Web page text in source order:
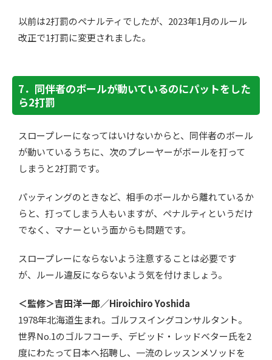
以前は2打罰のペナルティでしたが、2023年1月のルール
改正で1打罰に変更されました。
7．同伴者のボールが動いているのにパットをした
ら2打罰
スロープレーになってはいけないからと、同伴者のボール
が動いているうちに、次のプレーヤーがボールを打って
しまうと2打罰です。
パッティングのときなど、相手のボールから離れているか
らと、打ってしまう人もいますが、ペナルティというだけ
でなく、マナーという面からも問題です。
スロープレーにならないよう注意することは必要です
が、ルール違反にならないよう気を付けましょう。
＜監修＞吉田洋一郎／Hiroichiro Yoshida
1978年北海道生まれ。ゴルフスイングコンサルタント。
世界No.1のゴルフコーチ、デビッド・レッドベター氏を2
度にわたって日本へ招聘し、一流のレッスンメソッドを